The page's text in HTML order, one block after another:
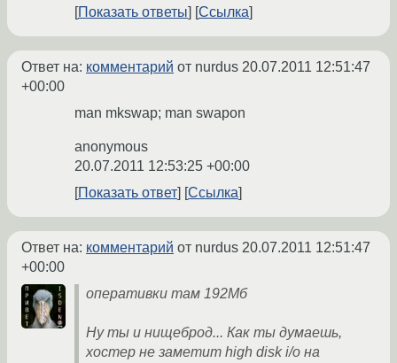
Показать ответы Ссылка
Ответ на: комментарий от nurdus 20.07.2011 12:51:47
+00:00
man mkswap; man swapon
anonymous
20.07.2011 12:53:25 +00:00
Показать ответ
Ссылка
Ответ на: комментарий от nurdus 20.07.2011 12:51:47
+00:00
оперативки там 192Мб
Ну ты и нищеброд... Как ты думаешь,
хостер не заметит high disk i/o на